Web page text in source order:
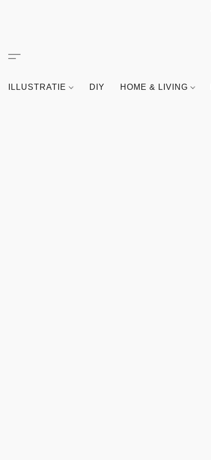
ILLUSTRATIE DIY HOME & LIVING